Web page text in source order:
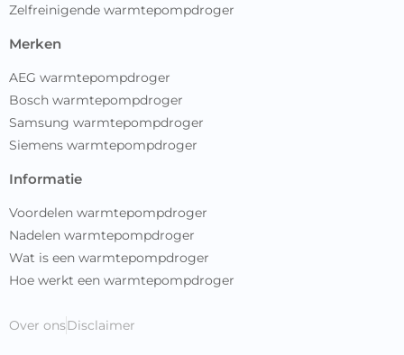
Zelfreinigende warmtepompdroger
merken
AEG warmtepompdroger
Bosch warmtepompdroger
Samsung warmtepompdroger
Siemens warmtepompdroger
informatie
Voordelen warmtepompdroger
Nadelen warmtepompdroger
Wat is een warmtepompdroger
Hoe werkt een warmtepompdroger
Over onsDisclaimer